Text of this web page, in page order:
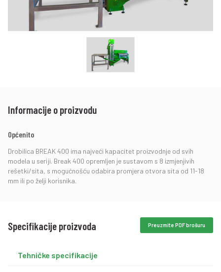
Informacije o proizvodu
Općenito
Drobilica BREAK 400 ima najveći kapacitet proizvodnje od svih
modela u seriji. Break 400 opremljen je sustavom s 8 izmjenjivih
rešetki/sita, s mogućnošću odabira promjera otvora sita od 11-18
mm ili po želji korisnika.
Specifikacije proizvoda Preuzmite PDF brošuru
Tehničke specifikacije